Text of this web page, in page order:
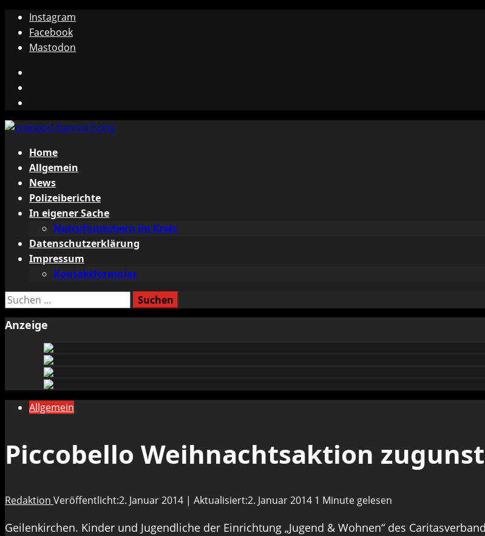
Zum
Inhalt
springen
Instagram
Facebook
Mastodon
Primäres
Menü
Home
Allgemein
News
Polizeiberichte
In eigener Sache
Notrufnummern im Kreis
Datenschutzerklärung
Impressum
Kontaktformular
Suchen
Anzeige
Allgemein
Piccobello Weihnachtsaktion
Redaktion Veröffentlicht:2. Januar 2014 | Aktualisiert:2. Januar 2014 1 Minute gelesen
Geilenkirchen. Kinder und Jugendliche der Einrichtung „Jugend & Wohnen“ des